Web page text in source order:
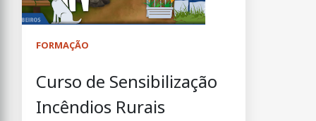
FORMAÇÃO
Curso de Sensibilização
Incêndios Rurais